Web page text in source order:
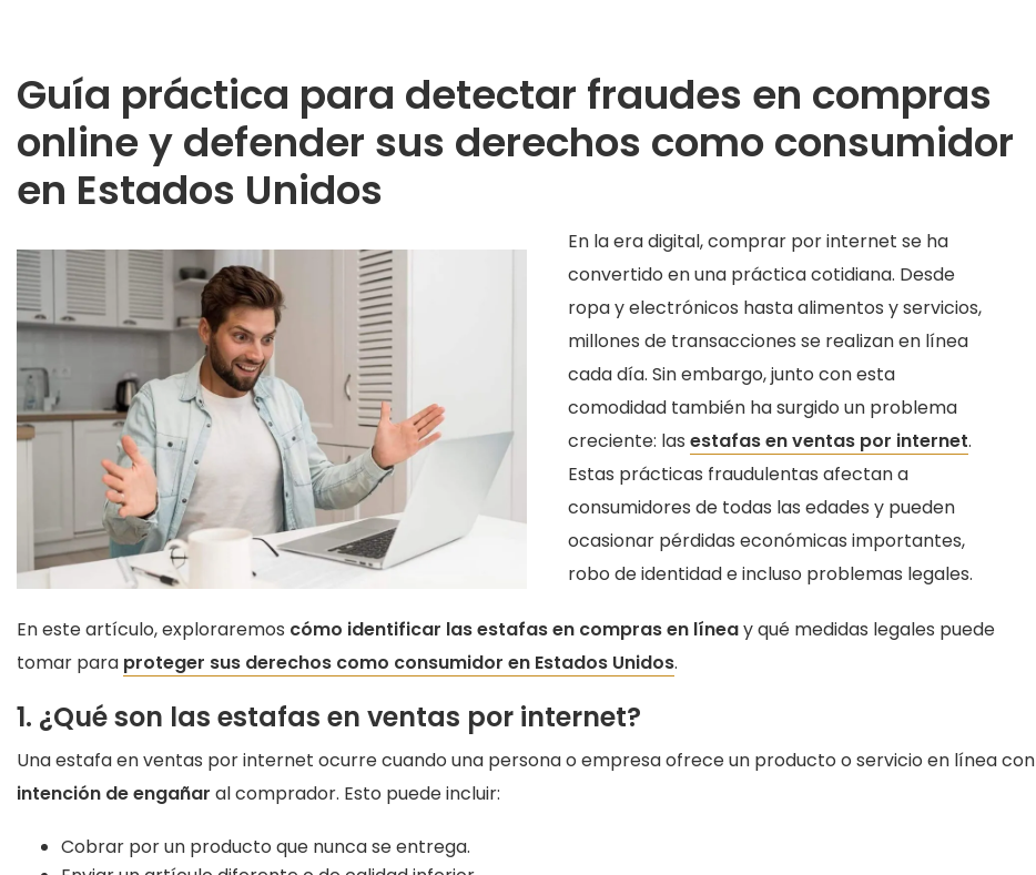
Guía práctica para detectar fraudes en compras
online y defender sus derechos como consumidor
en Estados Unidos
En la era digital, comprar por internet se ha
convertido en una práctica cotidiana. Desde
ropa y electrónicos hasta alimentos y servicios,
millones de transacciones se realizan en línea
cada día. Sin embargo, junto con esta
comodidad también ha surgido un problema
creciente: las estafas en ventas por internet.
Estas prácticas fraudulentas afectan a
consumidores de todas las edades y pueden
ocasionar pérdidas económicas importantes,
robo de identidad e incluso problemas legales.
En este artículo, exploraremos cómo identificar las estafas en compras en líneay qué medidas legales puede
tomar para proteger sus derechos como consumidor en Estados Unidos.
1. ¿Qué son las estafas en ventas por internet?
Una estafa en ventas por internet ocurre cuando una persona o empresa ofrece un producto o servicio en línea con
intención de engañar al comprador. Esto puede incluir:
Cobrar por un producto que nunca se entrega.